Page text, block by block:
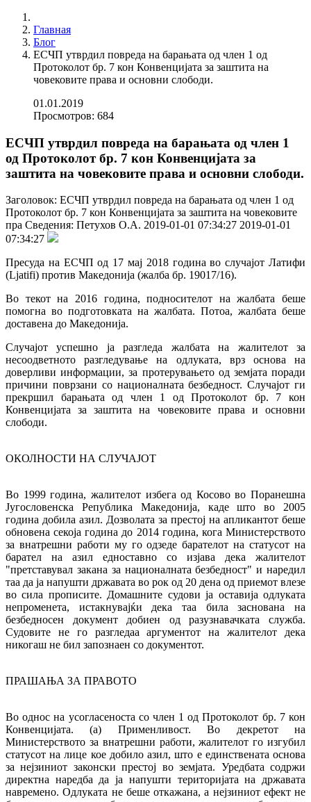
Главная
Блог
ЕСЧП утврдил повреда на барањата од член 1 од
Протоколот бр. 7 кон Конвенцијата за заштита на
човековите права и основни слободи.
01.01.2019
Просмотров: 684
ЕСЧП утврдил повреда на барањата од член 1
од Протоколот бр. 7 кон Конвенцијата за
заштита на човековите права и основни слободи.
Заголовок: ЕСЧП утврдил повреда на барањата од член 1 од
Протоколот бр. 7 кон Конвенцијата за заштита на човековите
пра Сведения: Петухов О.А. 2019-01-01 07:34:27 2019-01-01
07:34:27
Пресуда на ЕСЧП од 17 мај 2018 година во случајот Латифи
(Ljatifi) против Македонија (жалба бр. 19017/16).
Во текот на 2016 година, подносителот на жалбата беше
помогна во подготовката на жалбата. Потоа, жалбата беше
доставена до Македонија.
Случајот успешно ја разгледа жалбата на жалителот за
несоодветното разгледување на одлуката, врз основа на
доверливи информации, за протерувањето од земјата поради
причини поврзани со националната безбедност. Случајот ги
прекршил барањата од член 1 од Протоколот бр. 7 кон
Конвенцијата за заштита на човековите права и основни
слободи.
ОКОЛНОСТИ НА СЛУЧАЈОТ
Во 1999 година, жалителот избега од Косово во Поранешна
Југословенска Република Македонија, каде што во 2005
година добила азил. Дозволата за престој на апликантот беше
обновена секоја година до 2014 година, кога Министерството
за внатрешни работи му го одзеде барателот на статусот на
барател на азил едноставно со изјава дека жалителот
"претставувал закана за националната безбедност" и наредил
таа да ја напушти државата во рок од 20 дена од приемот влезе
во сила прописите. Домашните судови ја оставија одлуката
непроменета, истакнувајќи дека таа била заснована на
безбедносен документ добиен од разузнавачката служба.
Судовите не го разгледаа аргументот на жалителот дека
никогаш не бил запознаен со документот.
ПРАШАЊА ЗА ПРАВОТО
Во однос на усогласеноста со член 1 од Протоколот бр. 7 кон
Конвенцијата. (а) Применливост. Во декретот на
Министерството за внатрешни работи, жалителот го изгубил
статусот на лице кое добило азил, што е единствената основа
за нејзиниот законски престој во земјата. Уредбата содржи
директна наредба да ја напушти територијата на државата
навремено. Одлуката не беше откажана, а нејзиниот ефект не